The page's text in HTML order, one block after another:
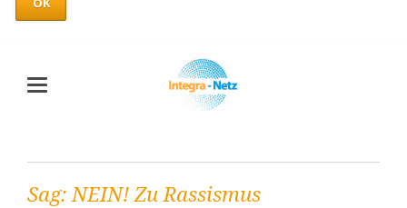
Sag: NEIN! Zu Rassismus